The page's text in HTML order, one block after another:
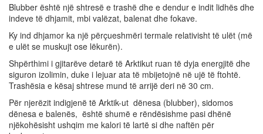
Blubber është një shtresë e trashë dhe e dendur e indit lidhës dhe
indeve të dhjamit, mbi valëzat, balenat dhe fokave.
Ky ind dhjamor ka një përçueshmëri termale relativisht të ulët (më
e ulët se muskujt ose lëkurën).
Shpërthimi i gjitarëve detarë të Arktikut ruan të dyja energjitë dhe
siguron izolimin, duke i lejuar ata të mbijetojnë në ujë të ftohtë.
Trashësia e kësaj shtrese mund të arrijë deri në 30 cm.
Për njerëzit indigjenë të Arktik-ut dënesa (blubber), sidomos
dënesa e balenës, është shumë e rëndësishme pasi dhënë
njëkohësisht ushqim me kalori të lartë si dhe naftën për